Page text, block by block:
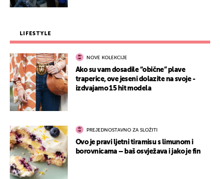
LIFESTYLE
NOVE KOLEKCIJE
Ako su vam dosadile “obične” plave
traperice, ove jeseni dolazite na svoje -
izdvajamo 15 hit modela
PREJEDNOSTAVNO ZA SLOŽITI
Ovo je pravi ljetni tiramisu s limunom i
borovnicama – baš osvježava i jako je fin